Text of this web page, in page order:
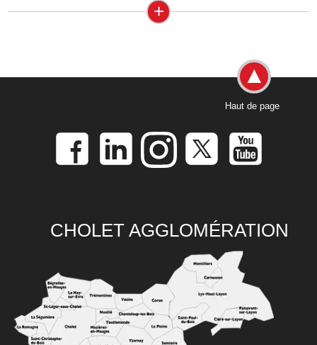
+
Haut de page
CHOLET AGGLOMÉRATION